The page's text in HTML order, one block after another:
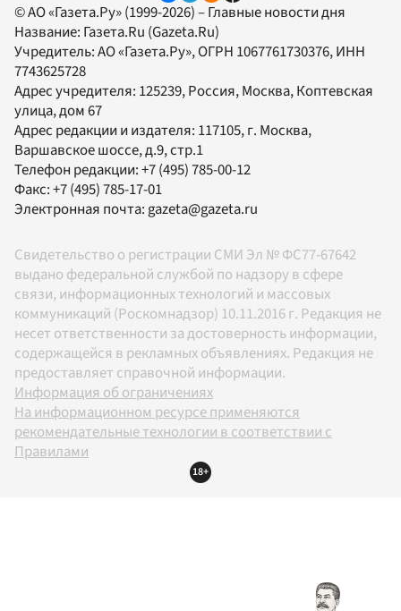
© АО «Газета.Ру» (1999-2026) – Главные новости дня
Название: Газета.Ru (Gazeta.Ru)
Учредитель:АО «Газета.Ру», ОГРН 1067761730376, ИНН
7743625728
Адрес учредителя: 125239, Россия, Москва, Коптевская
улица, дом 67
Адрес редакции и издателя: 117105, г. Москва,
Варшавское шоссе, д.9, стр.1
Телефон редакции:+7 (495) 785-00-12
Факс:+7 (495) 785-17-01
Электронная почта: gazeta@gazeta.ru
Свидетельство о регистрации СМИ Эл № ФС77-67642
выдано федеральной службой по надзору в сфере
связи, информационных технологий и массовых
коммуникаций (Роскомнадзор) 10.11.2016 г. Редакция не
несет ответственности за достоверность информации,
содержащейся в рекламных объявлениях. Редакция не
предоставляет справочной информации.
Информация об ограничениях
На информационном ресурсе применяются
рекомендательные технологии в соответствии с
Правилами
18+